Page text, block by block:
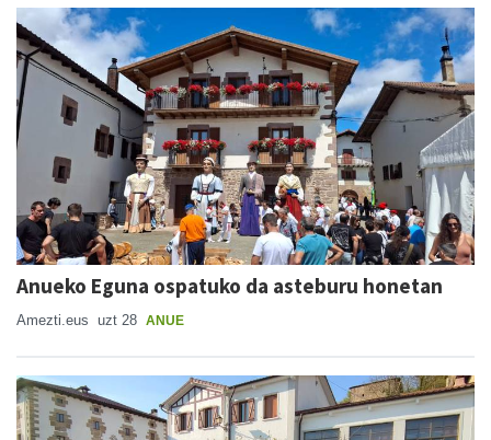
Anueko Eguna ospatuko da asteburu honetan
Amezti.eus uzt 28 ANUE